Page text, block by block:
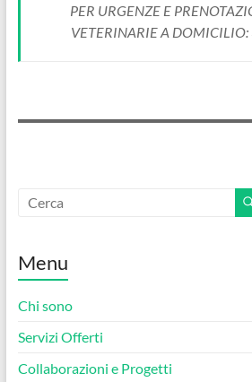
PER URGENZE E
VETERINARIE A DOMICILIO:
Menu
Chi sono
Servizi Offerti
Collaborazioni e Progetti